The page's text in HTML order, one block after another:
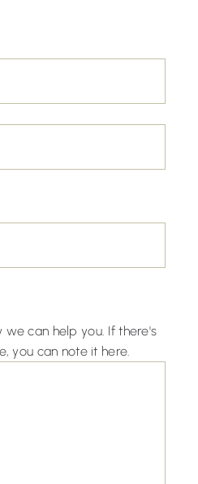
we can help you. If there's
you can note it here.